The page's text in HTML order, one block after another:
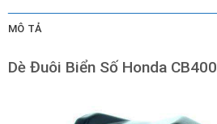
MÔ TẢ
Dè Đuôi Biển Số Honda CB400